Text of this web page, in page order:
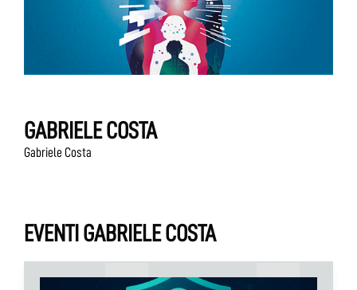
GABRIELE COSTA
Gabriele Costa
EVENTI GABRIELE COSTA